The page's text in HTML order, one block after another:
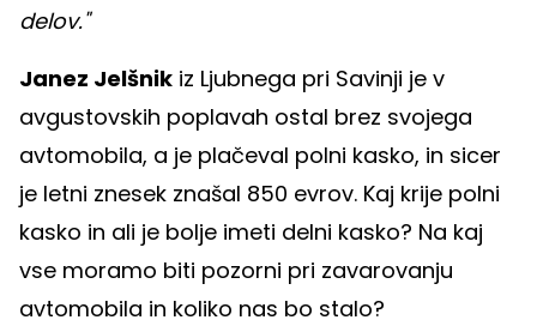
delov."
Janez Jelšnik iz Ljubnega pri Savinji je v
avgustovskih poplavah ostal brez svojega
avtomobila, a je plačeval polni kasko, in sicer
je letni znesek znašal 850 evrov. Kaj krije polni
kasko in ali je bolje imeti delni kasko? Na kaj
vse moramo biti pozorni pri zavarovanju
avtomobila in koliko nas bo stalo?